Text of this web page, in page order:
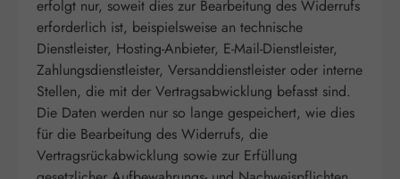
erfolgt nur, soweit dies zur Bearbeitung des Widerrufs
erforderlich ist, beispielsweise an technische
Dienstleister, Hosting-Anbieter, E-Mail-Dienstleister,
Zahlungsdienstleister, Versanddienstleister oder interne
Stellen, die mit der Vertragsabwicklung befasst sind.
Die Daten werden nur so lange gespeichert, wie dies
für die Bearbeitung des Widerrufs, die
Vertragsrückabwicklung sowie zur Erfüllung